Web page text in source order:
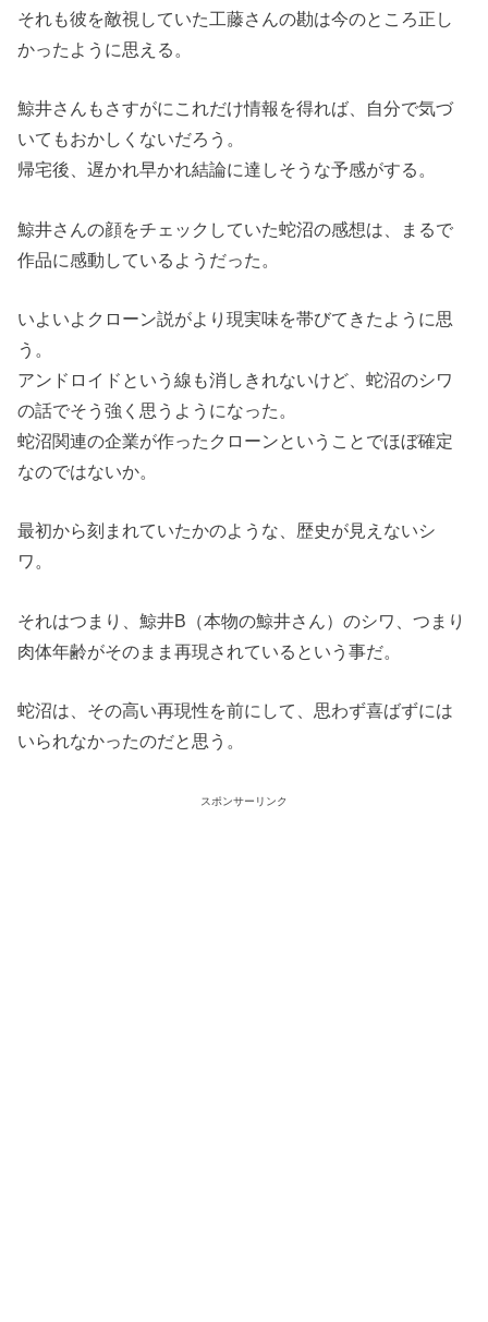
それも彼を敵視していた工藤さんの勘は今のところ正し
かったように思える。
鯨井さんもさすがにこれだけ情報を得れば、自分で気づ
いてもおかしくないだろう。
帰宅後、遅かれ早かれ結論に達しそうな予感がする。
鯨井さんの顔をチェックしていた蛇沼の感想は、まるで
作品に感動しているようだった。
いよいよクローン説がより現実味を帯びてきたように思
う。
アンドロイドという線も消しきれないけど、蛇沼のシワ
の話でそう強く思うようになった。
蛇沼関連の企業が作ったクローンということでほぼ確定
なのではないか。
最初から刻まれていたかのような、歴史が見えないシ
ワ。
それはつまり、鯨井B（本物の鯨井さん）のシワ、つまり
肉体年齢がそのまま再現されているという事だ。
蛇沼は、その高い再現性を前にして、思わず喜ばずには
いられなかったのだと思う。
スポンサーリンク